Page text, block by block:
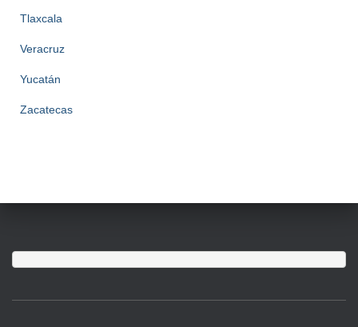
Tlaxcala
Veracruz
Yucatán
Zacatecas